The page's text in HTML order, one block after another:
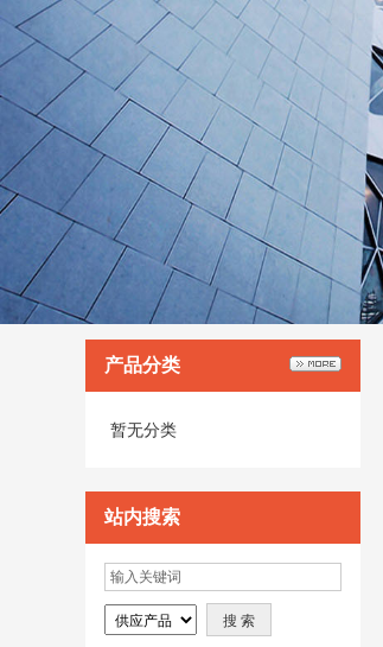
产品分类
暂无分类
站内搜索